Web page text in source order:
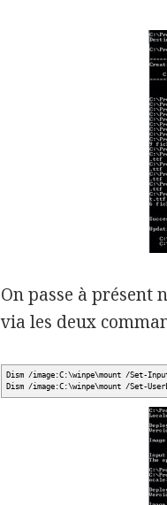
On passe à
via les deux
Dism /image:C:\winpe\mount /Set-
Dism /image:C:\winpe\mount /Set-